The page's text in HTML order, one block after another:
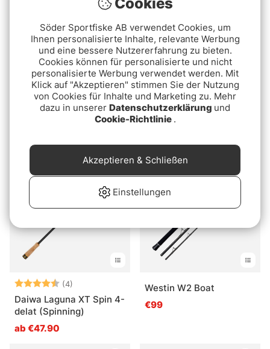
Westin W2 Finesse T&C
Abu Garcia Orra
Seatrout Spinning
Bewertung:(4)
4.8 von 5 Sternen
Daiwa Laguna XT Spin 4-
delat (Spinning)
ab €47.90
Westin W2 Boat
€99
Söder Sportfiske AB verwendet Cookies, um
Ihnen personalisierte Inhalte, relevante Werbung
und eine bessere Nutzererfahrung zu bieten.
Cookies können für personalisierte und nicht
personalisierte Werbung verwendet werden. Mit
Klick auf "Akzeptieren" stimmen Sie der Nutzung
von Cookies für Inhalte und Marketing zu. Mehr
dazu in unserer Datenschutzerklärung und
Cookie-Richtlinie .
Einstellungen
Akzeptieren & Schließen